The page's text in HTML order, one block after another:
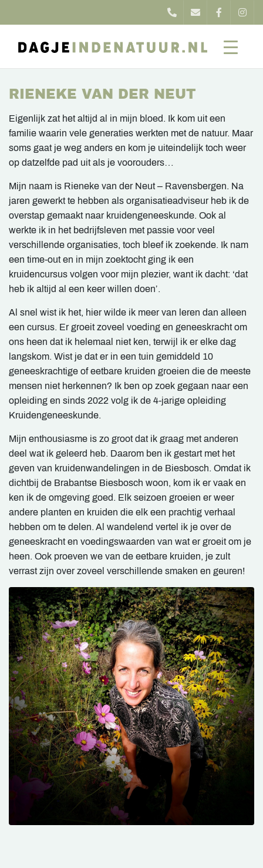
RIENEKE VAN DER NEUT
Eigenlijk zat het altijd al in mijn bloed. Ik kom uit een
familie waarin vele generaties werkten met de natuur. Maar
soms gaat je weg anders en kom je uiteindelijk toch weer
op datzelfde pad uit als je voorouders…
Mijn naam is Rieneke van der Neut – Ravensbergen. Na
jaren gewerkt te hebben als organisatieadviseur heb ik de
overstap gemaakt naar kruidengeneeskunde. Ook al
werkte ik in het bedrijfsleven met passie voor veel
verschillende organisaties, toch bleef ik zoekende. Ik nam
een time-out en in mijn zoektocht ging ik een
kruidencursus volgen voor mijn plezier, want ik dacht: ‘dat
heb ik altijd al een keer willen doen’.
Al snel wist ik het, hier wilde ik meer van leren dan alleen
een cursus. Er groeit zoveel voeding en geneeskracht om
ons heen dat ik helemaal niet ken, terwijl ik er elke dag
langskom. Wist je dat er in een tuin gemiddeld 10
geneeskrachtige of eetbare kruiden groeien die de meeste
mensen niet herkennen? Ik ben op zoek gegaan naar een
opleiding en sinds 2022 volg ik de 4-jarige opleiding
Kruidengeneeskunde.
Mijn enthousiasme is zo groot dat ik graag met anderen
deel wat ik geleerd heb. Daarom ben ik gestart met het
geven van kruidenwandelingen in de Biesbosch. Omdat ik
dichtbij de Brabantse Biesbosch woon, kom ik er vaak en
ken ik de omgeving goed. Elk seizoen groeien er weer
andere planten en kruiden die elk een prachtig verhaal
hebben om te delen. Al wandelend vertel ik je over de
geneeskracht en voedingswaarden van wat er groeit om je
heen. Ook proeven we van de eetbare kruiden, je zult
verrast zijn over zoveel verschillende smaken en geuren!